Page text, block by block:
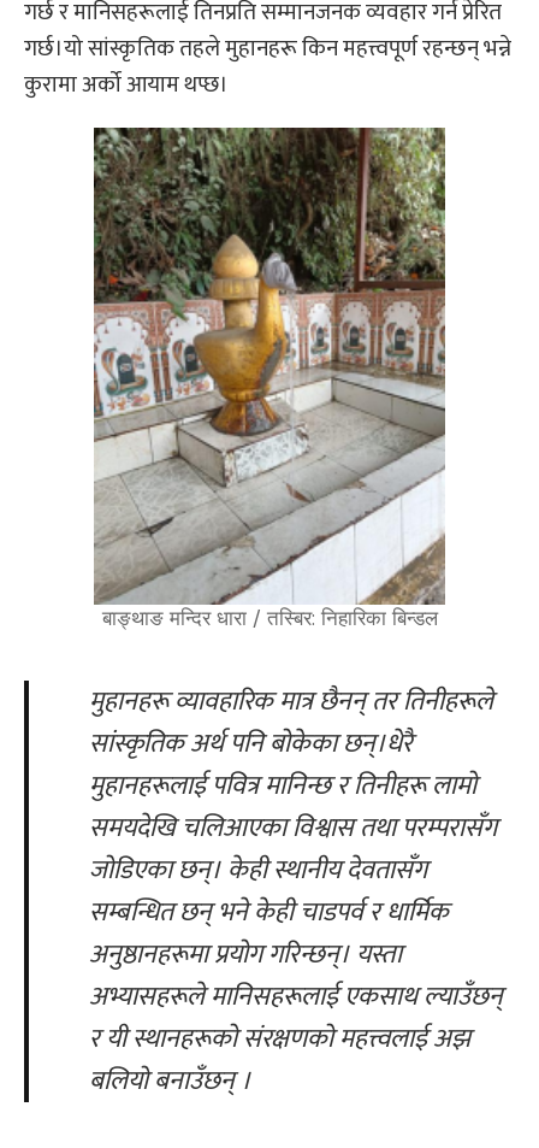
गर्छ र मानिसहरूलाई तिनप्रति सम्मानजनक व्यवहार गर्न प्रेरित
गर्छ।यो सांस्कृतिक तहले मुहानहरू किन महत्त्वपूर्ण रहन्छन् भन्ने
कुरामा अर्को आयाम थप्छ।
बाङ्थाङ मन्दिर धारा / तस्बिर: निहारिका बिन्डल
मुहानहरू व्यावहारिक मात्र छैनन् तर तिनीहरूले
सांस्कृतिक अर्थ पनि बोकेका छन्।धेरै
मुहानहरूलाई पवित्र मानिन्छ र तिनीहरू लामो
समयदेखि चलिआएका विश्वास तथा परम्परासँग
जोडिएका छन्। केही स्थानीय देवतासँग
सम्बन्धित छन् भने केही चाडपर्व र धार्मिक
अनुष्ठानहरूमा प्रयोग गरिन्छन्। यस्ता
अभ्यासहरूले मानिसहरूलाई एकसाथ ल्याउँछन्
र यी स्थानहरूको संरक्षणको महत्त्वलाई अझ
बलियो बनाउँछन् ।